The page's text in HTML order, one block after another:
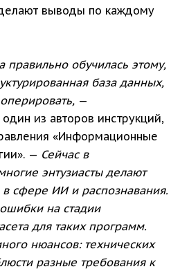
выводы по каждому
правильно обучилась этому,
база данных,
—
из авторов инструкций,
«Информационные
— Сейчас в
энтузиасты делают
сфере ИИ и распознавания.
на стадии
для таких программ.
нюансов: технических
разные требования к